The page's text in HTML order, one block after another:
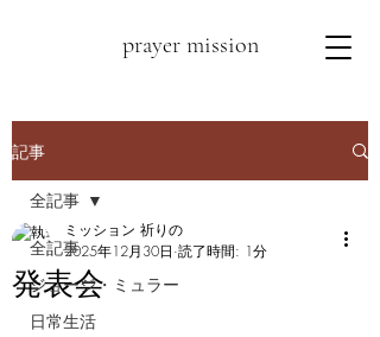
prayer mission
記事
全記事
ジョージ・ミュラー
日常生活
全記事
発表会
ミッション 祈りの
2025年12月30日 読了時間: 1分